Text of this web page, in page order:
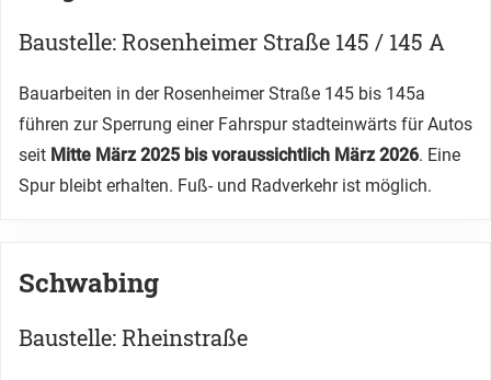
Baustelle: Rosenheimer Straße 145 / 145 A
Bauarbeiten in der Rosenheimer Straße 145 bis 145a
führen zur Sperrung einer Fahrspur stadteinwärts für Autos
seit Mitte März 2025 bis voraussichtlich März 2026. Eine
Spur bleibt erhalten. Fuß- und Radverkehr ist möglich.
Schwabing
Baustelle: Rheinstraße